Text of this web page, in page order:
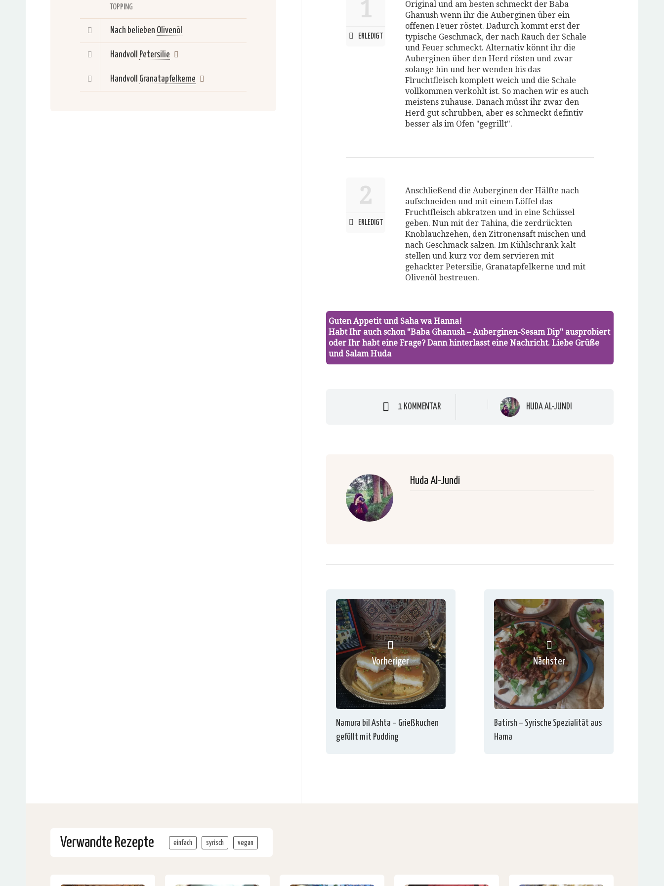
TOPPING
Nach belieben Olivenöl
Handvoll Petersilie
Handvoll Granatapfelkerne
1
ERLEDIGT
Original und am besten schmeckt der Baba
Ghanush wenn ihr die Auberginen über ein
offenen Feuer röstet. Dadurch kommt erst der
typische Geschmack, der nach Rauch der Schale
und Feuer schmeckt. Alternativ könnt ihr die
Auberginen über den Herd rösten und zwar
solange hin und her wenden bis das
Flruchtfleisch komplett weich und die Schale
vollkommen verkohlt ist. So machen wir es auch
meistens zuhause. Danach müsst ihr zwar den
Herd gut schrubben, aber es schmeckt defintiv
besser als im Ofen "gegrillt".
2
ERLEDIGT
Anschließend die Auberginen der Hälfte nach
aufschneiden und mit einem Löffel das
Fruchtfleisch abkratzen und in eine Schüssel
geben. Nun mit der Tahina, die zerdrückten
Knoblauchzehen, den Zitronensaft mischen und
nach Geschmack salzen. Im Kühlschrank kalt
stellen und kurz vor dem servieren mit
gehackter Petersilie, Granatapfelkerne und mit
Olivenöl bestreuen.
Guten Appetit und Saha wa Hanna!
Habt Ihr auch schon "Baba Ghanush – Auberginen-Sesam Dip" ausprobiert
oder Ihr habt eine Frage? Dann hinterlasst eine Nachricht. Liebe Grüße
und Salam Huda
1 KOMMENTAR HUDA AL-JUNDI
Huda Al-Jundi
Vorheriger
Namura bil Ashta – Grießkuchen
gefüllt mit Pudding
Nächster
Batirsh – Syrische Spezialität aus
Hama
Verwandte Rezepte einfach syrisch vegan